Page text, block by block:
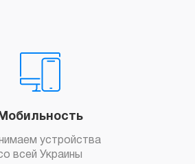
Мобильность
устройства
всей Украины